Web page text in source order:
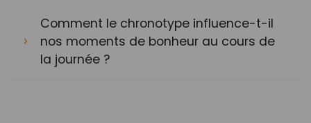
Comment le chronotype influence-t-il
nos moments de bonheur au cours de
la journée ?